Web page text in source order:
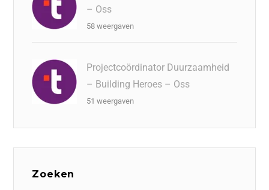
– Oss
58 weergaven
Projectcoördinator Duurzaamheid
– Building Heroes – Oss
51 weergaven
Zoeken